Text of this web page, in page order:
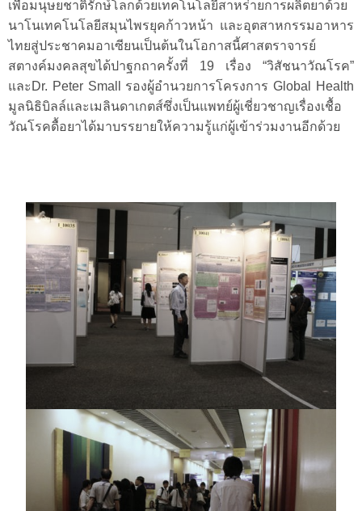
เพื่อมนุษยชาติรักษ์โลกด้วยเทคโนโลยีสาหร่ายการผลิตยาด้วย
นาโนเทคโนโลยีสมุนไพรยุคก้าวหน้า และอุตสาหกรรมอาหาร
ไทยสู่ประชาคมอาเซียนเป็นต้นในโอกาสนี้ศาสตราจารย์
สตางค์มงคลสุขได้ปาฐกถาครั้งที่ 19 เรื่อง “วิสัชนาวัณโรค”
และDr. Peter Small รองผู้อำนวยการโครงการ Global Health
มูลนิธิบิลล์และเมลินดาเกตส์ซึ่งเป็นแพทย์ผู้เชี่ยวชาญเรื่องเชื้อ
วัณโรคดื้อยาได้มาบรรยายให้ความรู้แก่ผู้เข้าร่วมงานอีกด้วย